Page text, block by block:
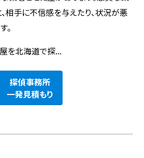
相手に不信感を与えたり、状況が悪
。
を北海道で探...
探偵事務所
一発見積もり